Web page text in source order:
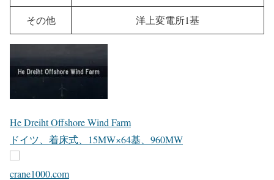
その他 洋上変電所1基
He Dreiht Offshore Wind Farm
ドイツ、着床式、15MW×64基、960MW
crane1000.com